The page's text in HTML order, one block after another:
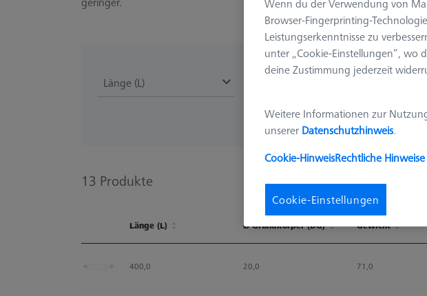
Länge (L)
13 Produkte
Länge (L) Ø Grundkörper (DG) Gewicht
400,0
20,0 71,0
Wenn du der Verwendung von
Browser-Fingerprinting-
Leistungserkenntnisse zu
unter „Cookie-Einstellungen“, wo
deine Zustimmung jederzeit
Weitere Informationen zur
unserer Datenschutzhinweis.
Cookie-HinweisRechtliche Hinweise
Cookie-Einstellungen